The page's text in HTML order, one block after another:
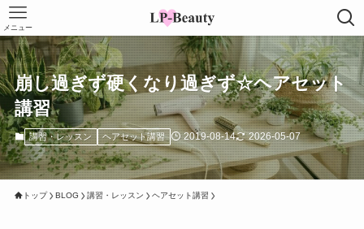
メニュー
崩し過ぎず硬くなり過ぎず☆ヘアセット
講習
講習・レッスン ヘアセット講習 2019-08-14 2026-05-07
トップ BLOG 講習・レッスン ヘアセット講習